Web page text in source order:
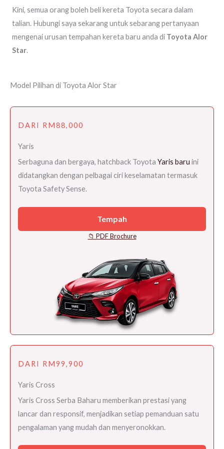
Kini, semua orang boleh beli kereta Toyota secara dalam
talian. Hubungi saya sekarang untuk sebarang pertanyaan
mengenai urusan tempahan kereta baru anda di Toyota Alor
Star.
Model Pilihan di Toyota Alor Star
DARI RM88,000
Yaris
Serbaguna dan bergaya, hatchback Toyota Yaris baru ini
didatangkan dengan pelbagai ciri keselamatan termasuk
Toyota Safety Sense.
Tempah
📁 PDF Brochure
DARI RM99,900
Yaris Cross
Yaris Cross Serba Baharu memberikan prestasi yang
lancar dan responsif, menjadikan setiap pemanduan satu
pengalaman yang mudah dan menyeronokkan.